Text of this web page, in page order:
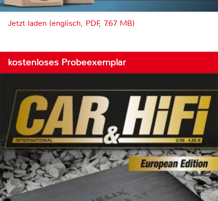
Jetzt laden (englisch, PDF, 7.67 MB)
kostenloses Probeexemplar